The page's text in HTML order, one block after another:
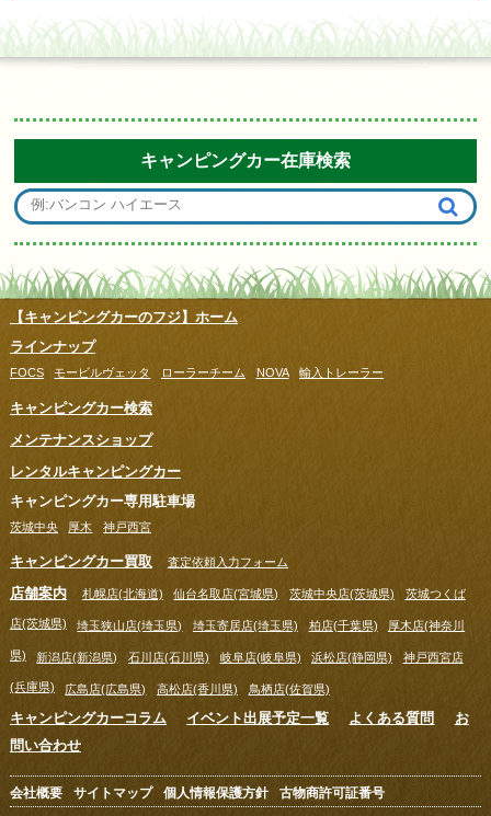
キャンピングカー在庫検索
【キャンピングカーのフジ】ホーム
ラインナップ
FOCS モービルヴェッタ ローラーチーム NOVA 輸入トレーラー
キャンピングカー検索
メンテナンスショップ
レンタルキャンピングカー
キャンピングカー専用駐車場
茨城中央 厚木 神戸西宮
キャンピングカー買取 査定依頼入力フォーム
店舗案内 札幌店(北海道) 仙台名取店(宮城県) 茨城中央店(茨城県) 茨城つくば
店(茨城県) 埼玉狭山店(埼玉県) 埼玉寄居店(埼玉県) 柏店(千葉県) 厚木店(神奈川
県) 新潟店(新潟県) 石川店(石川県) 岐阜店(岐阜県) 浜松店(静岡県) 神戸西宮店
(兵庫県) 広島店(広島県) 高松店(香川県) 鳥栖店(佐賀県)
キャンピングカーコラム イベント出展予定一覧 よくある質問
お
問い合わせ
会社概要 サイトマップ 個人情報保護方針 古物商許可証番号